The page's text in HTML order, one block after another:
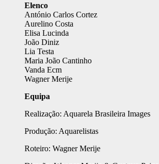
Elenco
António Carlos Cortez
Aurelino Costa
Elisa Lucinda
João Diniz
Lia Testa
Maria João Cantinho
Vanda Ecm
Wagner Merije
Equipa
Realização: Aquarela Brasileira Images
Produção: Aquarelistas
Roteiro: Wagner Merije